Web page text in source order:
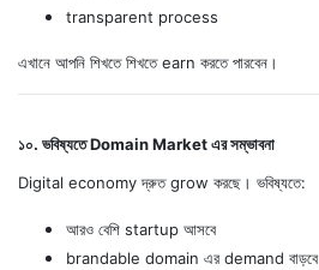
transparent process
এখানে আপনি শিখতে শিখতে earn করতে পারবেন।
১০. ভবিষ্যতে Domain Market এর সম্ভাবনা
Digital economy দ্রুত grow করছে। ভবিষ্যতে:
আরও বেশি startup আসবে
brandable domain এর demand বাড়বে